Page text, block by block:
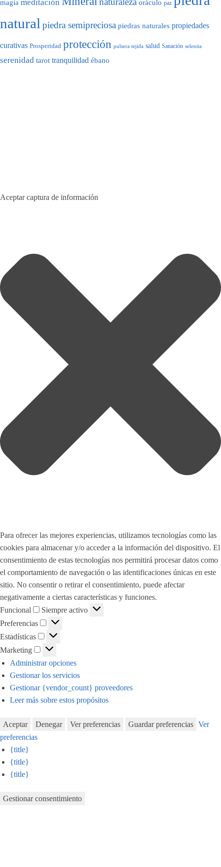
magia meditación oráculo paz
natural piedra semipreciosa piedras naturales propiedades
curativas Prosperidad protección pulsera tejida salud Sanación selenita
serenidad tarot tranquilidad ébano
Aceptar captura de información
Para ofrecer las mejores experiencias, utilizamos tecnologías como las
cookies para almacenar y/o acceder a la información del dispositivo. El
consentimiento de estas tecnologías nos permitirá procesar datos como
el comportamiento de navegación o las identificaciones únicas en este
sitio. No consentir o retirar el consentimiento, puede afectar
negativamente a ciertas características y funciones.
Funcional
Funcional
Siempre activo
Preferencias
Preferencias
Estadísticas
Estadísticas
Marketing
Marketing
Administrar opciones
Gestionar los servicios
Gestionar {vendor_count} proveedores
Leer más sobre estos propósitos
Aceptar Denegar Ver preferencias Guardar preferencias Ver
preferencias
{title}
{title}
{title}
Gestionar consentimiento